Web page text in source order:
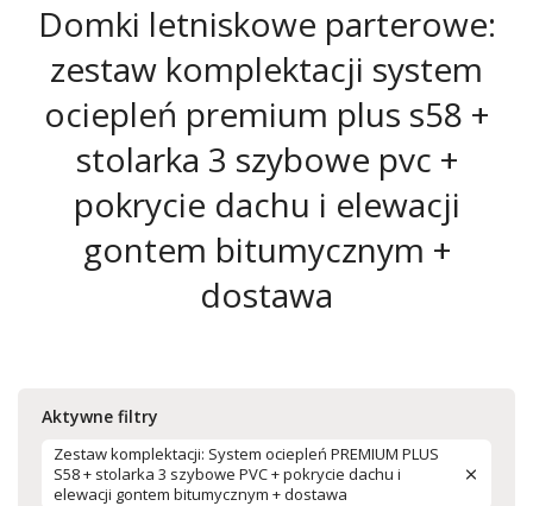
Domki letniskowe parterowe:
zestaw komplektacji system
ociepleń premium plus s58 +
stolarka 3 szybowe pvc +
pokrycie dachu i elewacji
gontem bitumycznym +
dostawa
Aktywne filtry
Zestaw komplektacji: System ociepleń PREMIUM PLUS
S58 + stolarka 3 szybowe PVC + pokrycie dachu i
elewacji gontem bitumycznym + dostawa